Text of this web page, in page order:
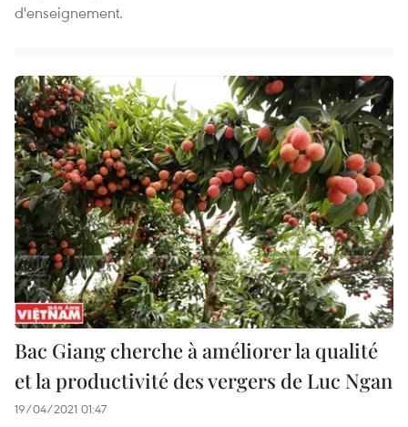
d'enseignement.
Bac Giang cherche à améliorer la qualité
et la productivité des vergers de Luc Ngan
19/04/2021 01:47